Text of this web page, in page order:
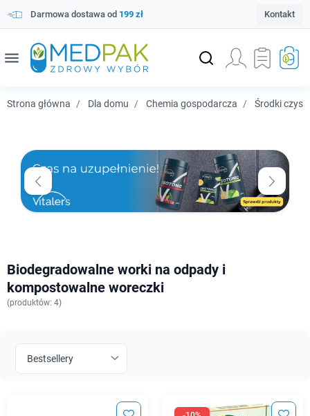
Darmowa dostawa od 199 zł Kontakt
menu
Strona główna Dla domu Chemia gospodarcza Środki
Biodegradowalne worki na odpady i
kompostowalne woreczki
(produktów: 4)